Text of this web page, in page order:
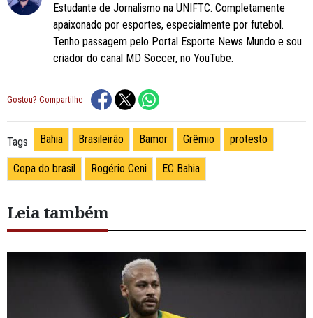
Estudante de Jornalismo na UNIFTC. Completamente
apaixonado por esportes, especialmente por futebol.
Tenho passagem pelo Portal Esporte News Mundo e sou
criador do canal MD Soccer, no YouTube.
Gostou? Compartilhe
Tags Bahia Brasileirão Bamor Grêmio protesto
Copa do brasil Rogério Ceni EC Bahia
Leia também